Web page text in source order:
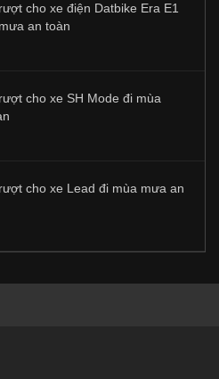
cho xe điện Datbike Era E1
an toàn
cho xe SH Mode đi mùa
cho xe Lead đi mùa mưa an